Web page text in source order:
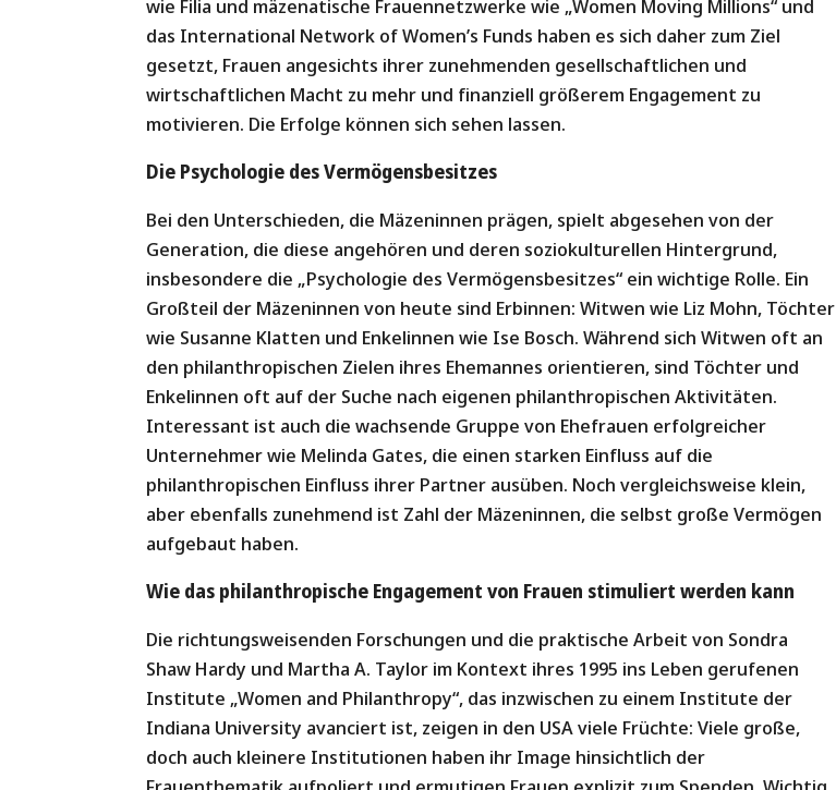
wie Filia und mäzenatische Frauennetzwerke wie „Women Moving Millions“ und
das International Network of Women’s Funds haben es sich daher zum Ziel
gesetzt, Frauen angesichts ihrer zunehmenden gesellschaftlichen und
wirtschaftlichen Macht zu mehr und finanziell größerem Engagement zu
motivieren. Die Erfolge können sich sehen lassen.
Die Psychologie des Vermögensbesitzes
Bei den Unterschieden, die Mäzeninnen prägen, spielt abgesehen von der
Generation, die diese angehören und deren soziokulturellen Hintergrund,
insbesondere die „Psychologie des Vermögensbesitzes“ ein wichtige Rolle. Ein
Großteil der Mäzeninnen von heute sind Erbinnen: Witwen wie Liz Mohn, Töchter
wie Susanne Klatten und Enkelinnen wie Ise Bosch. Während sich Witwen oft an
den philanthropischen Zielen ihres Ehemannes orientieren, sind Töchter und
Enkelinnen oft auf der Suche nach eigenen philanthropischen Aktivitäten.
Interessant ist auch die wachsende Gruppe von Ehefrauen erfolgreicher
Unternehmer wie Melinda Gates, die einen starken Einfluss auf die
philanthropischen Einfluss ihrer Partner ausüben. Noch vergleichsweise klein,
aber ebenfalls zunehmend ist Zahl der Mäzeninnen, die selbst große Vermögen
aufgebaut haben.
Wie das philanthropische Engagement von Frauen stimuliert werden kann
Die richtungsweisenden Forschungen und die praktische Arbeit von Sondra
Shaw Hardy und Martha A. Taylor im Kontext ihres 1995 ins Leben gerufenen
Institute „Women and Philanthropy“, das inzwischen zu einem Institute der
Indiana University avanciert ist, zeigen in den USA viele Früchte: Viele große,
doch auch kleinere Institutionen haben ihr Image hinsichtlich der